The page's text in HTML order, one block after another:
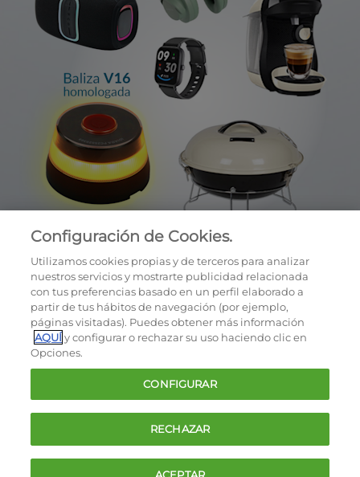
Cookies
Política de privacidad
Términos y condiciones de la oferta
Contacto
FAQ
Configuración de Cookies.
Utilizamos cookies propias y de terceros para analizar
nuestros servicios y mostrarte publicidad relacionada
con tus preferencias basado en un perfil elaborado a
partir de tus hábitos de navegación (por ejemplo,
páginas visitadas). Puedes obtener más información
AQUÍy configurar o rechazar su uso haciendo clic en
Opciones.
CONFIGURAR
RECHAZAR